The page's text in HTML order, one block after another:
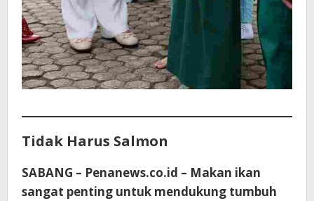
Tidak Harus Salmon
SABANG – Penanews.co.id – Makan ikan
sangat penting untuk mendukung tumbuh